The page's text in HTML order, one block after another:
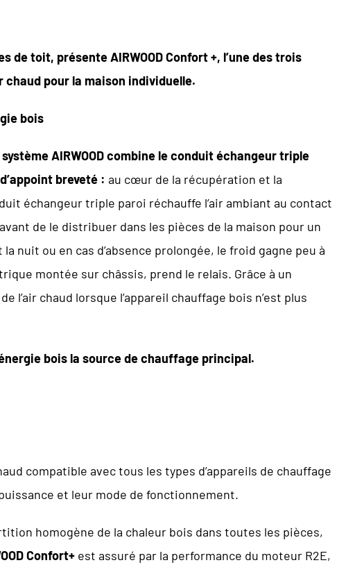
toit, présente AIRWOOD Confort +, l’une des trois
pour la maison individuelle.
bois
AIRWOOD combine le conduit échangeur triple
breveté : au cœur de la récupération et la
échangeur triple paroi réchauffe l’air ambiant au contact
de le distribuer dans les pièces de la maison pour un
nuit ou en cas d’absence prolongée, le froid gagne peu à
montée sur châssis, prend le relais. Grâce à un
chaud lorsque l’appareil chauffage bois n’est plus
bois la source de chauffage principal.
compatible avec tous les types d’appareils de chauffage
et leur mode de fonctionnement.
homogène de la chaleur bois dans toutes les pièces,
Confort+ est assuré par la performance du moteur R2E,